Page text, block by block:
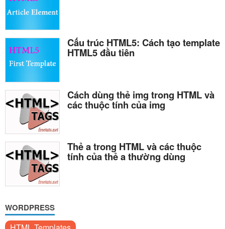
Cấu trúc HTML5: Cách tạo template
HTML5 đầu tiên
Cách dùng thẻ img trong HTML và
các thuộc tính của img
Thẻ a trong HTML và các thuộc
tính của thẻ a thường dùng
WORDPRESS